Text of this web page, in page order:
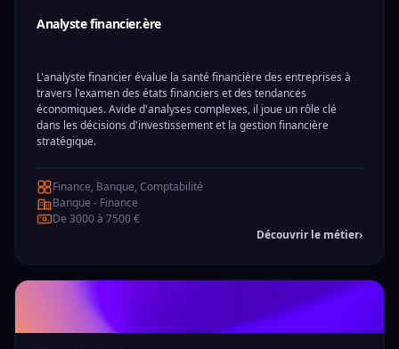
Analyste financier.ère
L'analyste financier évalue la santé financière des entreprises à
travers l'examen des états financiers et des tendances
économiques. Avide d'analyses complexes, il joue un rôle clé
dans les décisions d'investissement et la gestion financière
stratégique.
Finance, Banque, Comptabilité
Banque - Finance
De 3000 à 7500 €
Découvrir le métier›